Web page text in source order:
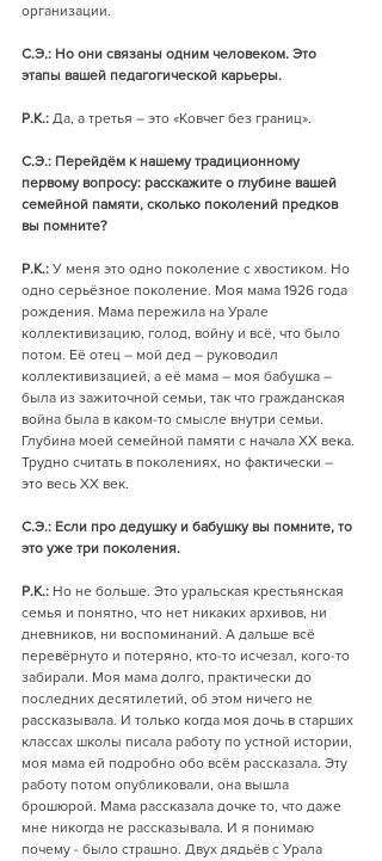
организации.
С.Э.: Но они связаны одним человеком. Это
этапы вашей педагогической карьеры.
Р.К.: Да, а третья – это «Ковчег без границ».
С.Э.: Перейдём к нашему традиционному
первому вопросу: расскажите о глубине вашей
семейной памяти, сколько поколений предков
вы помните?
Р.К.: У меня это одно поколение с хвостиком. Но
одно серьёзное поколение. Моя мама 1926 года
рождения. Мама пережила на Урале
коллективизацию, голод, войну и всё, что было
потом. Её отец – мой дед – руководил
коллективизацией, а её мама – моя бабушка –
была из зажиточной семьи, так что гражданская
война была в каком-то смысле внутри семьи.
Глубина моей семейной памяти с начала XX века.
Трудно считать в поколениях, но фактически –
это весь XX век.
С.Э.: Если про дедушку и бабушку вы помните, то
это уже три поколения.
Р.К.: Но не больше. Это уральская крестьянская
семья и понятно, что нет никаких архивов, ни
дневников, ни воспоминаний. А дальше всё
перевёрнуто и потеряно, кто-то исчезал, кого-то
забирали. Моя мама долго, практически до
последних десятилетий, об этом ничего не
рассказывала. И только когда моя дочь в старших
классах школы писала работу по устной истории,
моя мама ей подробно обо всём рассказала. Эту
работу потом опубликовали, она вышла
брошюрой. Мама рассказала дочке то, что даже
мне никогда не рассказывала. И я понимаю
почему - было страшно. Двух дядьёв с Урала